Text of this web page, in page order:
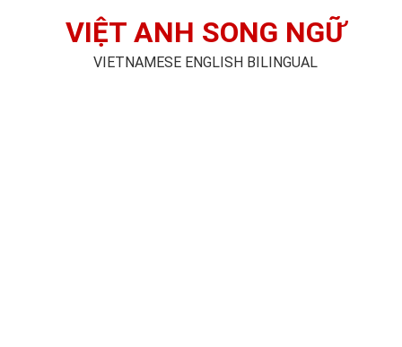
VIỆT ANH SONG NGỮ
VIETNAMESE ENGLISH BILINGUAL